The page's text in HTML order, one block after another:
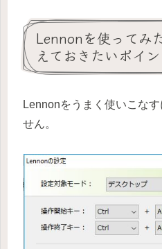
Lennonを使ってみ
えておきたいポイン
Lennonをうまく使いこな
せん。